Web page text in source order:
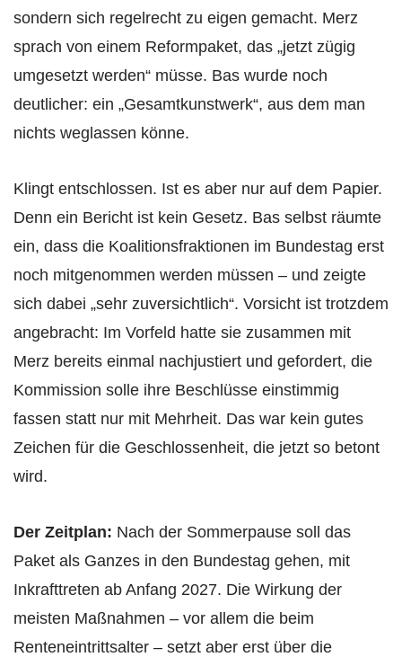
sondern sich regelrecht zu eigen gemacht. Merz
sprach von einem Reformpaket, das „jetzt zügig
umgesetzt werden“ müsse. Bas wurde noch
deutlicher: ein „Gesamtkunstwerk“, aus dem man
nichts weglassen könne.
Klingt entschlossen. Ist es aber nur auf dem Papier.
Denn ein Bericht ist kein Gesetz. Bas selbst räumte
ein, dass die Koalitionsfraktionen im Bundestag erst
noch mitgenommen werden müssen – und zeigte
sich dabei „sehr zuversichtlich“. Vorsicht ist trotzdem
angebracht: Im Vorfeld hatte sie zusammen mit
Merz bereits einmal nachjustiert und gefordert, die
Kommission solle ihre Beschlüsse einstimmig
fassen statt nur mit Mehrheit. Das war kein gutes
Zeichen für die Geschlossenheit, die jetzt so betont
wird.
Der Zeitplan: Nach der Sommerpause soll das
Paket als Ganzes in den Bundestag gehen, mit
Inkrafttreten ab Anfang 2027. Die Wirkung der
meisten Maßnahmen – vor allem die beim
Renteneintrittsalter – setzt aber erst über die